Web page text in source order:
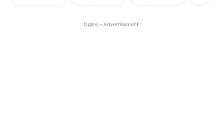
Oglasi - Advertisement